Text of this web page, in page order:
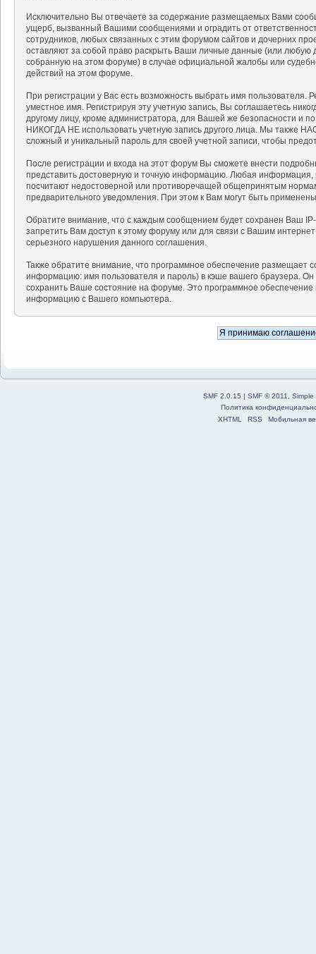
Исключительно Вы отвечаете за содержание размещаемых Вами
ущерб, вызванный Вашими сообщениями и оградить от
сотрудников, любых связанных с этим форумом сайтов и дочерних
оставляют за собой право раскрыть Ваши личные данные (или
собранную на этом форуме) в случае официальной жалобы или
действий на этом форуме.
При регистрации у Вас есть возможность выбрать имя пользователя.
уместное имя. Регистрируя эту учетную запись, Вы соглашаетесь
другому лицу, кроме администратора, для Вашей же безопасности и
НИКОГДА НЕ использовать учетную запись другого лица. Мы также
сложный и уникальный пароль для своей учетной записи, чтобы
После регистрации и входа на этот форум Вы сможете внести
представить достоверную и точную информацию. Любая информация,
посчитают недостоверной или противоречащей общепринятым
предварительного уведомления. При этом к Вам могут быть
Обратите внимание, что с каждым сообщением будет сохранен Ваш
запретить Вам доступ к этому форуму или для связи с Вашим
серьезного нарушения данного соглашения.
Также обратите внимание, что программное обеспечение размещает
информацию: имя пользователя и пароль) в кэше вашего браузера.
сохранить Ваше состояние на форуме. Это программное обеспечение
информацию с Вашего компьютера.
SMF 2.0.15 | SMF © 2011
Simple
Политика
XHTML
RSS Мобильная